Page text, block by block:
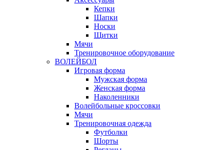
Кепки
Шапки
Носки
Щитки
Мячи
Тренировочное оборудование
ВОЛЕЙБОЛ
Игровая форма
Мужская форма
Женская форма
Наколенники
Волейбольные кроссовки
Мячи
Тренировочная одежда
Футболки
Шорты